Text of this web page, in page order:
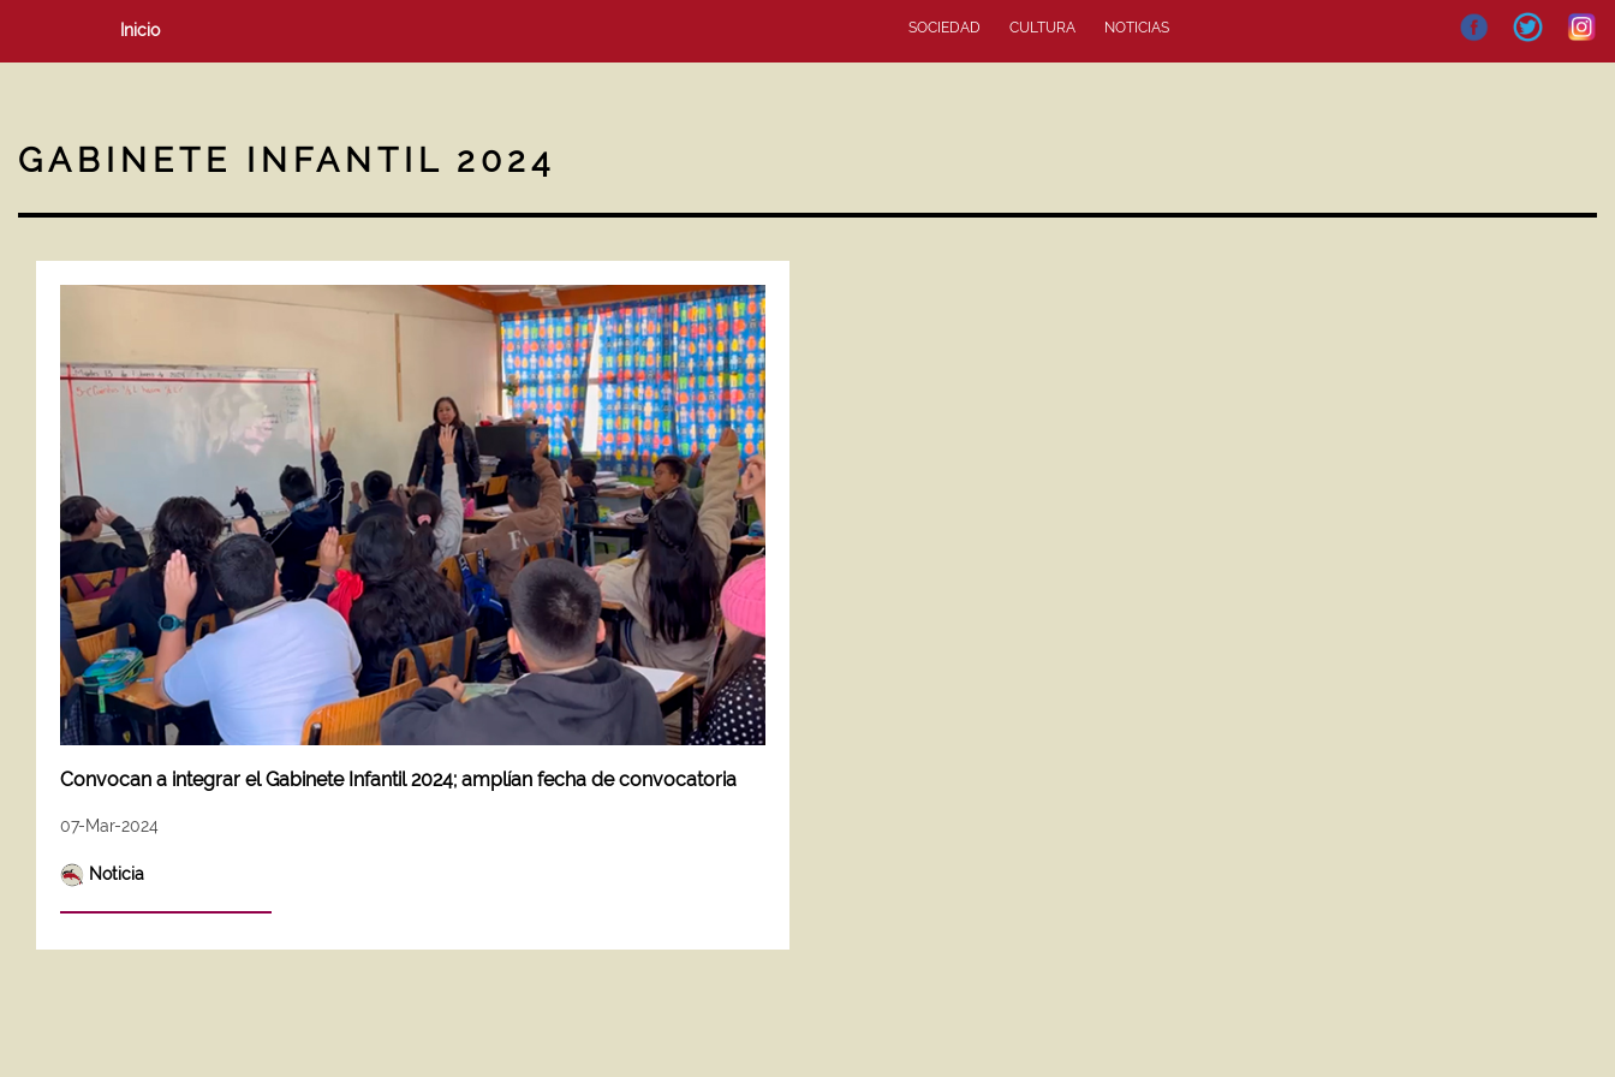
Inicio SOCIEDAD CULTURA NOTICIAS
GABINETE INFANTIL 2024
Convocan a integrar el Gabinete Infantil 2024; amplían fecha de convocatoria
07-Mar-2024
Noticia